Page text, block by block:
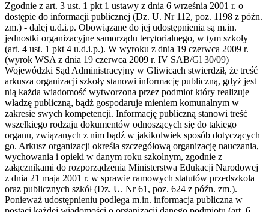
Zgodnie z art. 3 ust. 1 pkt 1 ustawy z dnia 6 września 2001 r. o
dostępie do informacji publicznej (Dz. U. Nr 112, poz. 1198 z późn.
zm.) - dalej u.d.i.p. Obowiązane do jej udostępnienia są m.in.
jednostki organizacyjne samorządu terytorialnego, w tym szkoły
(art. 4 ust. 1 pkt 4 u.d.i.p.). W wyroku z dnia 19 czerwca 2009 r.
(wyrok WSA z dnia 19 czerwca 2009 r. IV SAB/Gl 30/09)
Wojewódzki Sąd Administracyjny w Gliwicach stwierdził, że treść
arkusza organizacji szkoły stanowi informację publiczną, gdyż jest
nią każda wiadomość wytworzona przez podmiot który realizuje
władzę publiczną, bądź gospodaruje mieniem komunalnym w
zakresie swych kompetencji. Informację publiczną stanowi treść
wszelkiego rodzaju dokumentów odnoszących się do takiego
organu, związanych z nim bądź w jakikolwiek sposób dotyczących
go. Arkusz organizacji określa szczegółową organizację nauczania,
wychowania i opieki w danym roku szkolnym, zgodnie z
załącznikami do rozporządzenia Ministerstwa Edukacji Narodowej
z dnia 21 maja 2001 r. w sprawie ramowych statutów przedszkola
oraz publicznych szkół (Dz. U. Nr 61, poz. 624 z późn. zm.).
Ponieważ udostępnieniu podlega m.in. informacja publiczna w